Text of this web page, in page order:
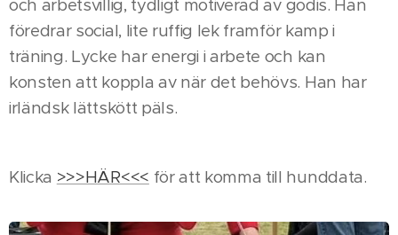
och arbetsvillig, tydligt motiverad av godis. Han
föredrar social, lite ruffig lek framför kamp i
träning. Lycke har energi i arbete och kan
konsten att koppla av när det behövs. Han har
irländsk lättskött päls.
Klicka >>>HÄR<<< för att komma till hunddata.